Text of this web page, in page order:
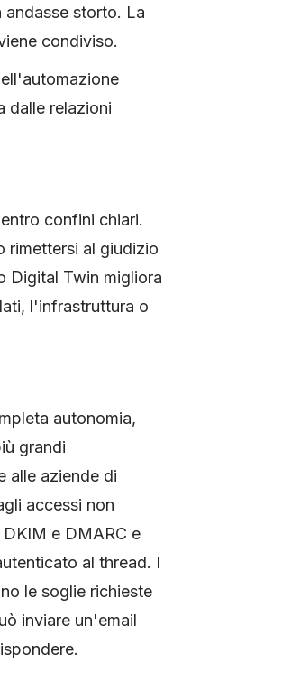
storto. La
condiviso.
dalle relazioni
confini chiari.
rimettersi al giudizio
Digital Twin migliora
l'infrastruttura o
autonomia,
grandi
alle aziende di
accessi non
e DMARC e
al thread. I
le soglie richieste
inviare un'email